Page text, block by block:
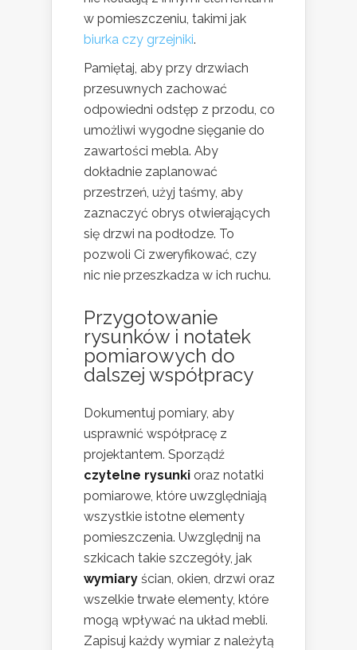
w pomieszczeniu, takimi jak
biurka czy grzejniki.
Pamiętaj, aby przy drzwiach
przesuwnych zachować
odpowiedni odstęp z przodu, co
umożliwi wygodne sięganie do
zawartości mebla. Aby
dokładnie zaplanować
przestrzeń, użyj taśmy, aby
zaznaczyć obrys otwierających
się drzwi na podłodze. To
pozwoli Ci zweryfikować, czy
nic nie przeszkadza w ich ruchu.
Przygotowanie
rysunków i notatek
pomiarowych do
dalszej współpracy
Dokumentuj pomiary, aby
usprawnić współpracę z
projektantem. Sporządź
czytelne rysunki oraz notatki
pomiarowe, które uwzględniają
wszystkie istotne elementy
pomieszczenia. Uwzględnij na
szkicach takie szczegóły, jak
wymiary ścian, okien, drzwi oraz
wszelkie trwałe elementy, które
mogą wpływać na układ mebli.
Zapisuj każdy wymiar z należytą